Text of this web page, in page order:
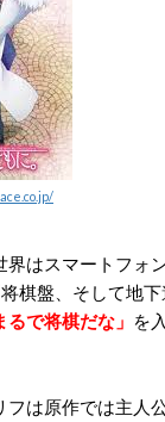
界はスマートフォ
棋盤、そして地下
で将棋だな」 を
フは原作では主人